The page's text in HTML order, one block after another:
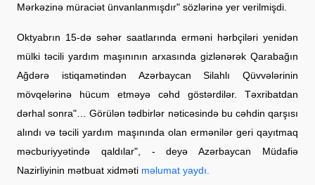
Mərkəzinə müraciət ünvanlanmışdır" sözlərinə yer verilmişdi.
Oktyabrın 15-də səhər saatlarında erməni hərbçiləri yenidən
mülki təcili yardım maşınının arxasında gizlənərək Qarabağın
Ağdərə istiqamətindən Azərbaycan Silahlı Qüvvələrinin
mövqelərinə hücum etməyə cəhd göstərdilər. Təxribatdan
dərhal sonra"… Görülən tədbirlər nəticəsində bu cəhdin qarşısı
alındı və təcili yardım maşınında olan ermənilər geri qayıtmaq
məcburiyyətində qaldılar", - deyə Azərbaycan Müdafiə
Nazirliyinin mətbuat xidməti məlumat yaydı.